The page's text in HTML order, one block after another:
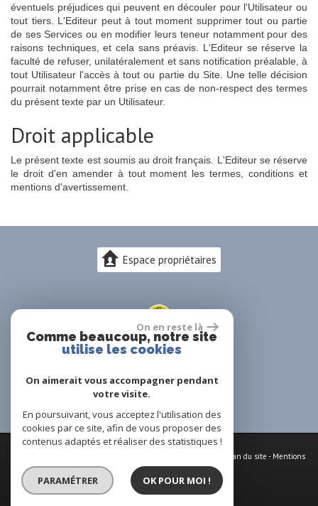
éventuels préjudices qui peuvent en découler pour l'Utilisateur ou
tout tiers. L'Editeur peut à tout moment supprimer tout ou partie
de ses Services ou en modifier leurs teneur notamment pour des
raisons techniques, et cela sans préavis. L'Editeur se réserve la
faculté de refuser, unilatéralement et sans notification préalable, à
tout Utilisateur l'accès à tout ou partie du Site. Une telle décision
pourrait notamment être prise en cas de non-respect des termes
du présent texte par un Utilisateur.
Droit applicable
Le présent texte est soumis au droit français. L'Editeur se réserve
le droit d'en amender à tout moment les termes, conditions et
mentions d'avertissement.
Espace propriétaires
Plan du site - Mentions
légales-Nos honoraires-Partenaires -Admin-Politique RGPD
On en reste là
Comme beaucoup, notre site
utilise les cookies
On aimerait vous accompagner pendant
votre visite.
En poursuivant, vous acceptez l'utilisation des
cookies par ce site, afin de vous proposer des
contenus adaptés et réaliser des statistiques !
PARAMÉTRER OK POUR MOI !